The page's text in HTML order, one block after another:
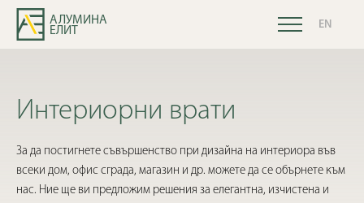
АЛУМИНА
ЕЛИТ EN
Интериорни врати
За да постигнете съвършенство при дизайна на интериора във
всеки дом, офис сграда, магазин и др. можете да се обърнете към
нас. Ние ще ви предложим решения за елегантна, изчистена и